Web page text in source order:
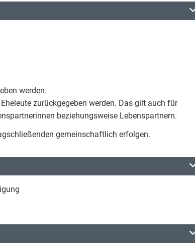
werden.
zurückgegeben werden. Das gilt auch für
beziehungsweise Lebenspartnern.
gemeinschaftlich erfolgen.